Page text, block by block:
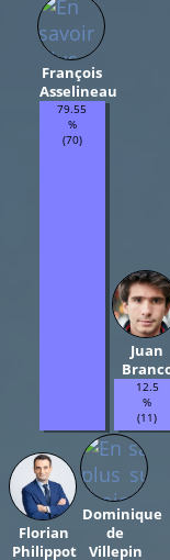
François
Asselineau
79.55
%
(70)
Juan
12.5
%
(11)
Florian
Philippot
Dominique
de
Villepin